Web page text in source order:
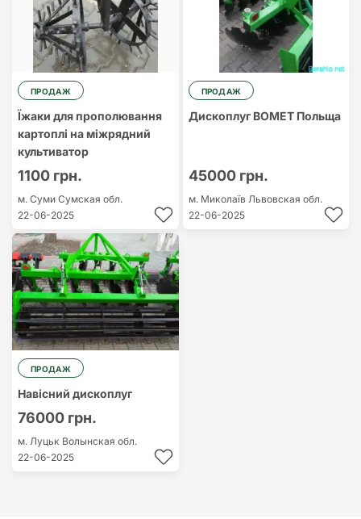
ПРОДАЖ
Їжаки для прополювання
картоплі на міжрядний
культиватор
1100 грн.
м. Суми Сумская обл.
22-06-2025
ПРОДАЖ
Дископлуг BOMET Польща
45000 грн.
м. Миколаїв Львовская обл.
22-06-2025
ПРОДАЖ
Навісний дископлуг
76000 грн.
м. Луцьк Волынская обл.
22-06-2025